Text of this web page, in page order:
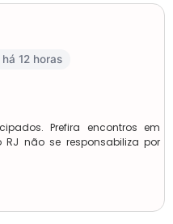
12 horas
Prefira encontros em
não se responsabiliza por